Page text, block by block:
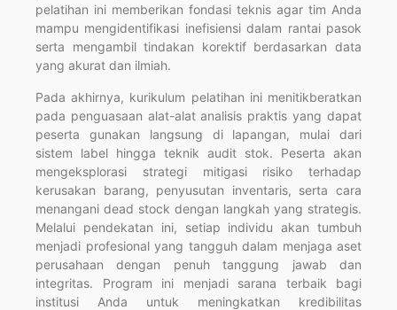
pelatihan ini memberikan fondasi teknis agar tim Anda
mampu mengidentifikasi inefisiensi dalam rantai pasok
serta mengambil tindakan korektif berdasarkan data
yang akurat dan ilmiah.
Pada akhirnya, kurikulum pelatihan ini menitikberatkan
pada penguasaan alat-alat analisis praktis yang dapat
peserta gunakan langsung di lapangan, mulai dari
sistem label hingga teknik audit stok. Peserta akan
mengeksplorasi strategi mitigasi risiko terhadap
kerusakan barang, penyusutan inventaris, serta cara
menangani dead stock dengan langkah yang strategis.
Melalui pendekatan ini, setiap individu akan tumbuh
menjadi profesional yang tangguh dalam menjaga aset
perusahaan dengan penuh tanggung jawab dan
integritas. Program ini menjadi sarana terbaik bagi
institusi Anda untuk meningkatkan kredibilitas